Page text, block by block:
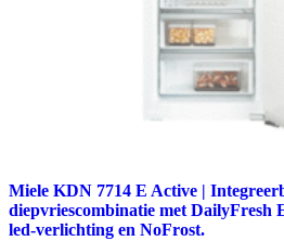
Miele KDN 7714 E Active |
diepvriescombinatie met DailyFresh
led-verlichting en NoFrost.